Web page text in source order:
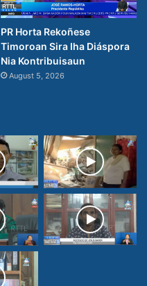
PR Horta Rekoñese
Timoroan Sira Iha Diáspora
Nia Kontribuisaun
August 5, 2026